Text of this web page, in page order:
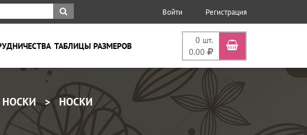
Войти Регистрация
0 шт.
0.00
ТАБЛИЦЫ РАЗМЕРОВ
НОСКИ НОСКИ